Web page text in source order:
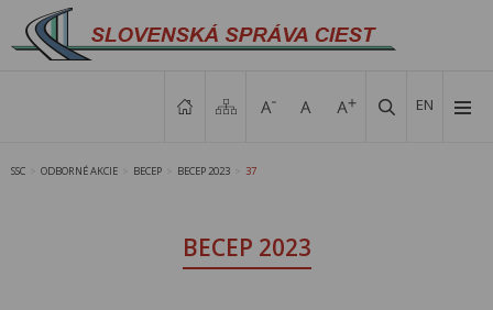
EN
SSC ODBORNÉ AKCIE BECEP BECEP 2023 37
BECEP 2023